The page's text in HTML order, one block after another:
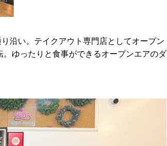
沿い。テイクアウト専門店としてオープン
ゆったりと食事ができるオープンエアのダ